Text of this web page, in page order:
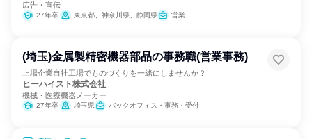
広告・宣伝
27年卒 東京都、神奈川県、静岡県 営業
(埼玉)金属製精密機器部品の事務職(営業事務)
上場企業自社工場でものづくりを一緒にしませんか？
ヒーハイスト株式会社
機械・医療機器メーカー
27年卒 埼玉県 バックオフィス・事務・受付